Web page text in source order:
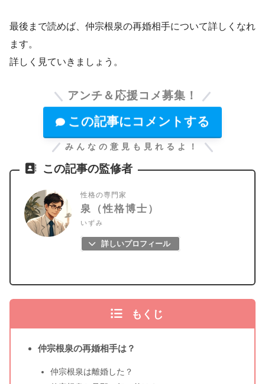
最後まで読めば、仲宗根泉の再婚相手について詳しくなれ
ます。
詳しく見ていきましょう。
アンチ＆応援コメ募集！
この記事にコメントする
みんなの意見も見れるよ！
この記事の監修者
性格の専門家
泉（性格博士）
いずみ
詳しいプロフィール
もくじ
仲宗根泉の再婚相手は？
仲宗根泉は離婚した？